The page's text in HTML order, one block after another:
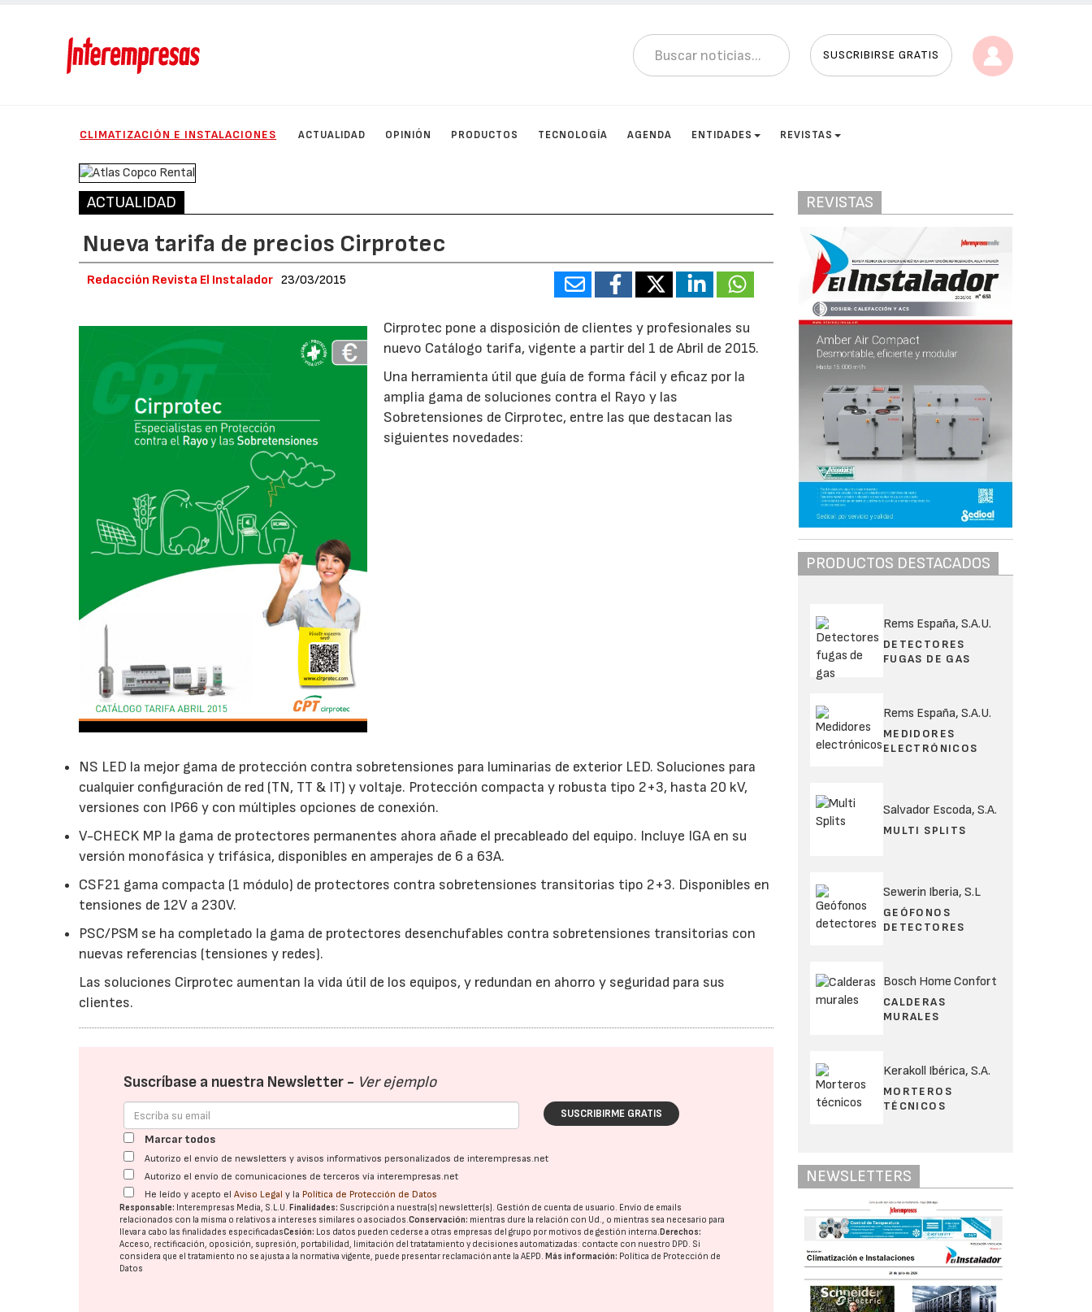
SUSCRIBIRSE GRATIS
CLIMATIZACIÓN E INSTALACIONES ACTUALIDAD OPINIÓN PRODUCTOS TECNOLOGÍA AGENDA ENTIDADES REVISTAS
ACTUALIDAD
Nueva tarifa de precios Cirprotec
Redacción Revista El Instalador 23/03/2015
Cirprotec pone a disposición de clientes y profesionales su
nuevo Catálogo tarifa, vigente a partir del 1 de Abril de 2015.
Una herramienta útil que guía de forma fácil y eficaz por la
amplia gama de soluciones contra el Rayo y las
Sobretensiones de Cirprotec, entre las que destacan las
siguientes novedades:
NS LED la mejor gama de protección contra sobretensiones para luminarias de exterior LED. Soluciones para
cualquier configuración de red (TN, TT & IT) y voltaje. Protección compacta y robusta tipo 2+3, hasta 20 kV,
versiones con IP66 y con múltiples opciones de conexión.
V-CHECK MP la gama de protectores permanentes ahora añade el precableado del equipo. Incluye IGA en su
versión monofásica y trifásica, disponibles en amperajes de 6 a 63A.
CSF21 gama compacta (1 módulo) de protectores contra sobretensiones transitorias tipo 2+3. Disponibles en
tensiones de 12V a 230V.
PSC/PSM se ha completado la gama de protectores desenchufables contra sobretensiones transitorias con
nuevas referencias (tensiones y redes).
Las soluciones Cirprotec aumentan la vida útil de los equipos, y redundan en ahorro y seguridad para sus
clientes.
Suscríbase a nuestra Newsletter - Ver ejemplo
SUSCRIBIRME GRATIS
Marcar todos
Autorizo el envío de newsletters y avisos informativos personalizados de interempresas.net
Autorizo el envío de comunicaciones de terceros vía interempresas.net
He leído y acepto elAviso Legal y la Política de Protección de Datos
Responsable: Interempresas Media, S.L.U. Finalidades: Suscripción a nuestra(s) newsletter(s). Gestión de cuenta de usuario. Envío de emails
relacionados con la misma o relativos a intereses similares o asociados.Conservación: mientras dure la relación con Ud., o mientras sea necesario para
llevar a cabo las finalidades especificadasCesión: Los datos pueden cederse a otras empresas del grupo por motivos de gestión interna. Derechos:
Acceso, rectificación, oposición, supresión, portabilidad, limitación del tratatamiento y decisiones automatizadas: contacte con nuestro DPD. Si
considera que el tratamiento no se ajusta a la normativa vigente, puede presentar reclamación ante laAEPD. Más información: Política de Protección de
Datos
REVISTAS
PRODUCTOS DESTACADOS
Rems España, S.A.U.
DETECTORES
FUGAS DE GAS
Rems España, S.A.U.
MEDIDORES
ELECTRÓNICOS
Salvador Escoda, S.A.
MULTI SPLITS
Sewerin Iberia, S.L
GEÓFONOS
DETECTORES
Bosch Home Confort
CALDERAS
MURALES
Kerakoll Ibérica, S.A.
MORTEROS
TÉCNICOS
NEWSLETTERS